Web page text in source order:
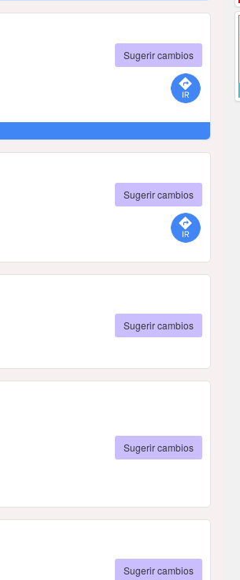
Sugerir cambios
Sugerir cambios
Sugerir cambios
Sugerir cambios
Sugerir cambios